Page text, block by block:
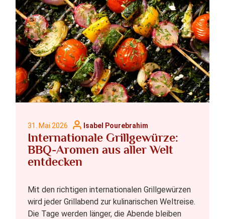
Internationale Grillgewürze:
BBQ-Aromen aus aller Welt
entdecken
31. Mai 2026 Isabel Pourebrahim
Mit den richtigen internationalen Grillgewürzen
wird jeder Grillabend zur kulinarischen Weltreise.
Die Tage werden länger, die Abende bleiben